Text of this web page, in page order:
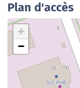
Plan d'accès
+
−